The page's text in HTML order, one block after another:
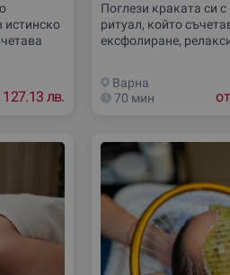
истинско
127.13 лв.
Поглези краката си
ритуал, който
ексфолиране,
върне усещането за
Варна
70 мин
от